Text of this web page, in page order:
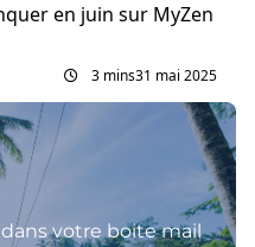
en juin sur MyZen
3 mins31 mai 2025
votre boite mail